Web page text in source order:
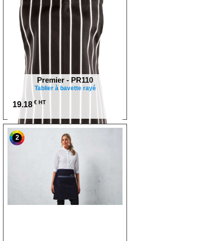
Premier - PR110
Tablier à bavette rayé
19.18 € HT
2